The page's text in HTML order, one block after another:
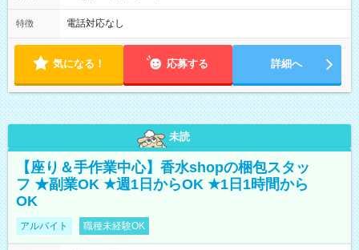
特徴 電話対応なし
気になる！ 応募する 詳細へ
未読
【座り＆手作業中心】香水shopの梱包スタッ
フ ★副業OK ★週1日からOK ★1日1時間から
OK
アルバイト 職種未経験OK